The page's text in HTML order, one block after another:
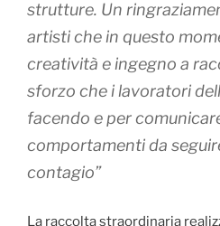
strutture. Un
artisti che in questo
creatività e ingegno a
sforzo che i lavoratori
facendo e per
comportamenti da
contagio”
La raccolta straordinaria